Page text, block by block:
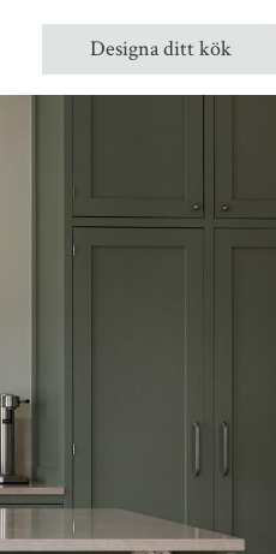
Designa ditt kök